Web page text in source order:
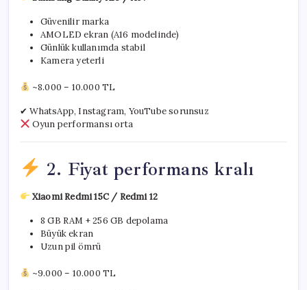
Güvenilir marka
AMOLED ekran (A16 modelinde)
Günlük kullanımda stabil
Kamera yeterli
~8.000 – 10.000 TL
✔ WhatsApp, Instagram, YouTube sorunsuz
Oyun performansı orta
2. Fiyat performans kralı
Xiaomi Redmi 15C / Redmi 12
8 GB RAM + 256 GB depolama
Büyük ekran
Uzun pil ömrü
~9.000 – 10.000 TL